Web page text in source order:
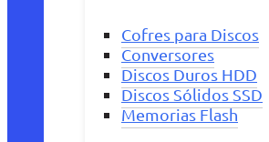
Cofres para Discos
Conversores
Discos Duros HDD
Discos Sólidos SSD
Memorias Flash